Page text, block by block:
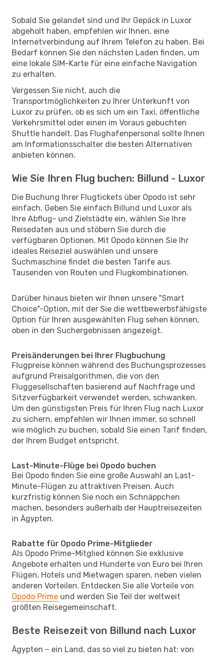
Sobald Sie gelandet sind und Ihr Gepäck in Luxor
abgeholt haben, empfehlen wir Ihnen, eine
Internetverbindung auf Ihrem Telefon zu haben. Bei
Bedarf können Sie den nächsten Laden finden, um
eine lokale SIM-Karte für eine einfache Navigation
zu erhalten.
Vergessen Sie nicht, auch die
Transportmöglichkeiten zu Ihrer Unterkunft von
Luxor zu prüfen, ob es sich um ein Taxi, öffentliche
Verkehrsmittel oder einen im Voraus gebuchten
Shuttle handelt. Das Flughafenpersonal sollte Ihnen
am Informationsschalter die besten Alternativen
anbieten können.
Wie Sie Ihren Flug buchen: Billund - Luxor
Die Buchung Ihrer Flugtickets über Opodo ist sehr
einfach. Geben Sie einfach Billund und Luxor als
Ihre Abflug- und Zielstädte ein, wählen Sie Ihre
Reisedaten aus und stöbern Sie durch die
verfügbaren Optionen. Mit Opodo können Sie Ihr
ideales Reiseziel auswählen und unsere
Suchmaschine findet die besten Tarife aus
Tausenden von Routen und Flugkombinationen.
Darüber hinaus bieten wir Ihnen unsere "Smart
Choice"-Option, mit der Sie die wettbewerbsfähigste
Option für Ihren ausgewählten Flug sehen können,
oben in den Suchergebnissen angezeigt.
Preisänderungen bei Ihrer Flugbuchung
Flugpreise können während des Buchungsprozesses
aufgrund Preisalgorithmen, die von den
Fluggesellschaften basierend auf Nachfrage und
Sitzverfügbarkeit verwendet werden, schwanken.
Um den günstigsten Preis für Ihren Flug nach Luxor
zu sichern, empfehlen wir Ihnen immer, so schnell
wie möglich zu buchen, sobald Sie einen Tarif finden,
der Ihrem Budget entspricht.
Last-Minute-Flüge bei Opodo buchen
Bei Opodo finden Sie eine große Auswahl an Last-
Minute-Flügen zu attraktiven Preisen. Auch
kurzfristig können Sie noch ein Schnäppchen
machen, besonders außerhalb der Hauptreisezeiten
in Ägypten.
Rabatte für Opodo Prime-Mitglieder
Als Opodo Prime-Mitglied können Sie exklusive
Angebote erhalten und Hunderte von Euro bei Ihren
Flügen, Hotels und Mietwagen sparen, neben vielen
anderen Vorteilen. Entdecken Sie alle Vorteile von
Opodo Prime und werden Sie Teil der weltweit
größten Reisegemeinschaft.
Beste Reisezeit von Billund nach Luxor
Ägypten – ein Land, das so viel zu bieten hat: von